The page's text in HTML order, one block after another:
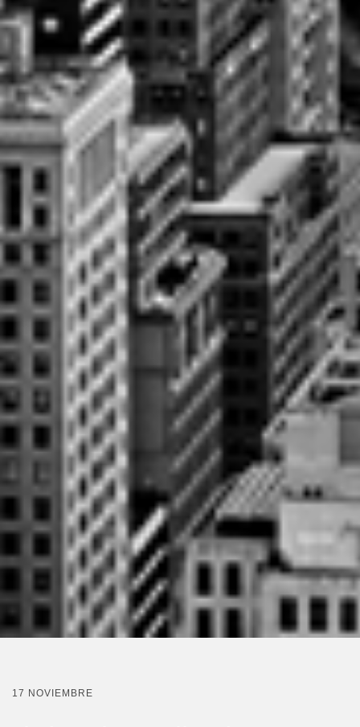
17 NOVIEMBRE